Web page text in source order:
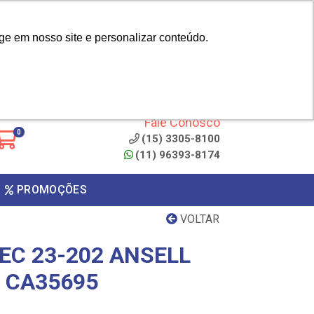
em nosso site e personalizar conteúdo.
0
Fale Conosco
(15) 3305-8100
(11) 96393-8174
PROMOÇÕES
VOLTAR
23-202 ANSELL
CA35695